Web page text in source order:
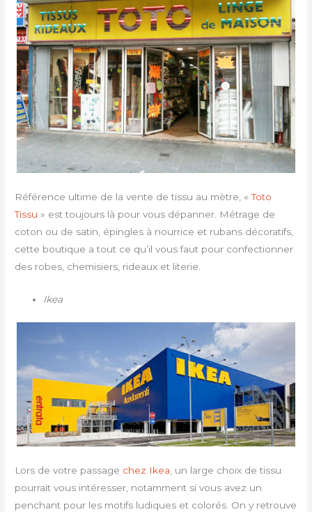
Référence ultime de la vente de tissu au mètre, «Toto
Tissu » est toujours là pour vous dépanner. Métrage de
coton ou de satin, épingles à nourrice et rubans décoratifs,
cette boutique a tout ce qu’il vous faut pour confectionner
des robes, chemisiers, rideaux et literie.
Ikea
Lors de votre passage chez Ikea , un large choix de tissu
pourrait vous intéresser, notamment si vous avez un
penchant pour les motifs ludiques et colorés. On y retrouve